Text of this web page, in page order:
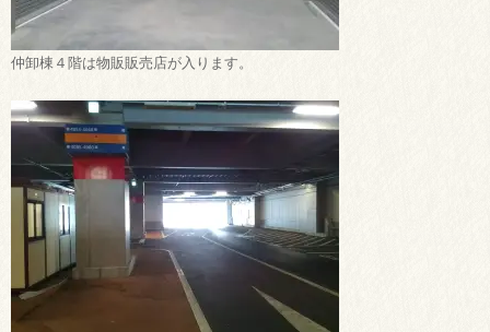
仲卸棟４階は物販販売店が入ります。